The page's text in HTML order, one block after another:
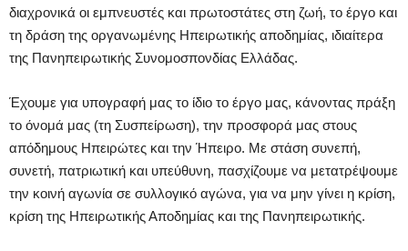
διαχρονικά οι εμπνευστές και πρωτοστάτες στη ζωή, το έργο και
τη δράση της οργανωμένης Ηπειρωτικής αποδημίας, ιδιαίτερα
της Πανηπειρωτικής Συνομοσπονδίας Ελλάδας.
Έχουμε για υπογραφή μας το ίδιο το έργο μας, κάνοντας πράξη
το όνομά μας (τη Συσπείρωση), την προσφορά μας στους
απόδημους Ηπειρώτες και την Ήπειρο. Με στάση συνεπή,
συνετή, πατριωτική και υπεύθυνη, πασχίζουμε να μετατρέψουμε
την κοινή αγωνία σε συλλογικό αγώνα, για να μην γίνει η κρίση,
κρίση της Ηπειρωτικής Αποδημίας και της Πανηπειρωτικής.